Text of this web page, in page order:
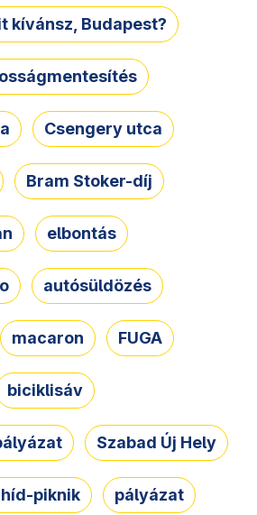
kívánsz, Budapest?
Csengery utca
Bram Stoker-díj
elbontás
autósüldözés
macaron FUGA
biciklisáv
Szabad Új Hely
piknik pályázat